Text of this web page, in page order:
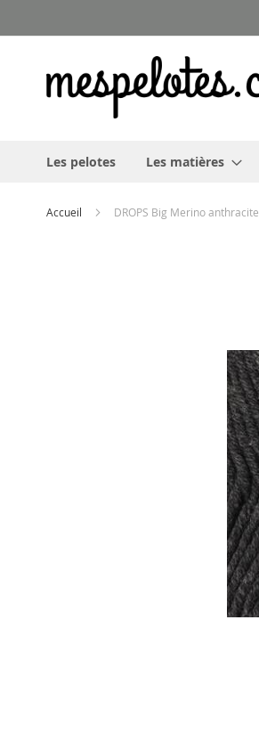
au
Les pelotes Les matières
Accueil DROPS Big Merino anthracite